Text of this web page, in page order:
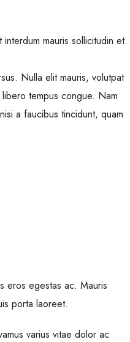
mauris sollicitudin et.
Nulla elit mauris, volutpat
tempus congue. Nam
a faucibus tincidunt, quam
eros egestas ac. Mauris
porta laoreet.
varius vitae dolor ac